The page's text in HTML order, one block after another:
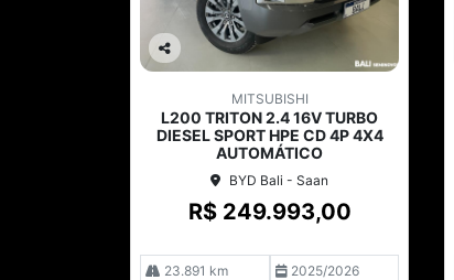
Co
lhe
MITSUBISHI
L200 TRITON 2.4 16V TURBO
DIESEL SPORT HPE CD 4P 4X4
AUTOMÁTICO
BYD Bali - Saan
R$ 249.993,00
23.891 km 2025/2026